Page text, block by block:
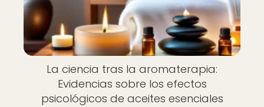
La ciencia tras la aromaterapia:
Evidencias sobre los efectos
psicológicos de aceites esenciales